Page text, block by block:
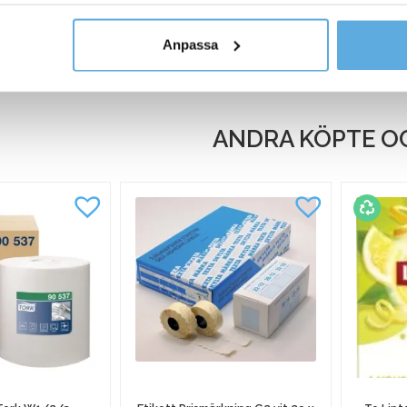
Anpassa
15120016 Etikett Dymo Labelwriter frakt vit 104x159mm 220/fp
Etikett Dymo Labelwriter adress transparent
ANDRA KÖPTE